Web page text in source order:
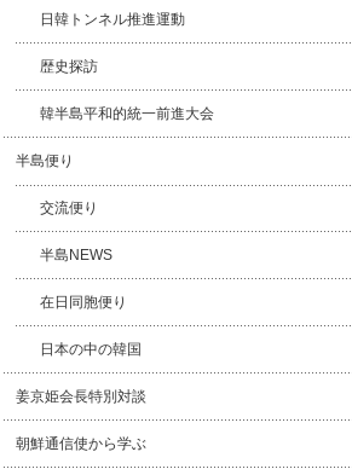
日韓トンネル推進運動
歴史探訪
韓半島平和的統一前進大会
半島便り
交流便り
半島NEWS
在日同胞便り
日本の中の韓国
姜京姫会長特別対談
朝鮮通信使から学ぶ